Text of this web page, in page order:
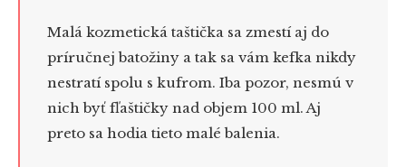
Malá kozmetická taštička sa zmestí aj do
príručnej batožiny a tak sa vám kefka nikdy
nestratí spolu s kufrom. Iba pozor, nesmú v
nich byť fľaštičky nad objem 100 ml. Aj
preto sa hodia tieto malé balenia.